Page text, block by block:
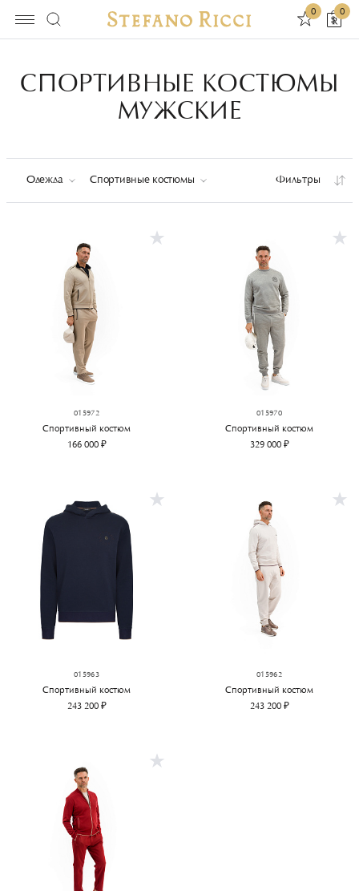
0 0
СПОРТИВНЫЕ КОСТЮМЫ
МУЖСКИЕ
Одежда Спортивные костюмы Фильтры
015972
Спортивный костюм
166 000 ₽
015970
Спортивный костюм
329 000 ₽
015963
Спортивный костюм
243 200 ₽
015962
Спортивный костюм
243 200 ₽